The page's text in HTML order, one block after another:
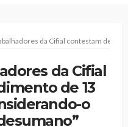
da Cifial contestam
da Cifial
de 13
o